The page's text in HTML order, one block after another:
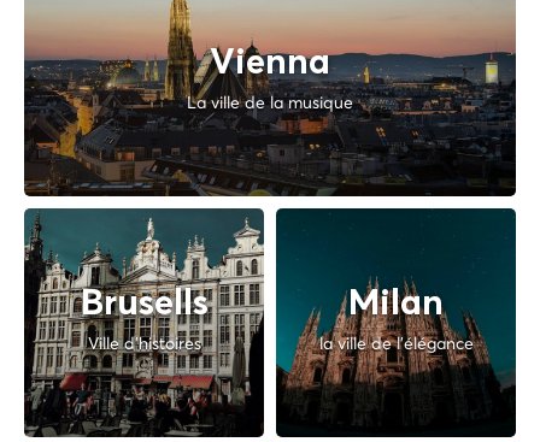
Vienna
La ville de la musique
Brusells
Ville d'histoires
Milan
la ville de l'élégance